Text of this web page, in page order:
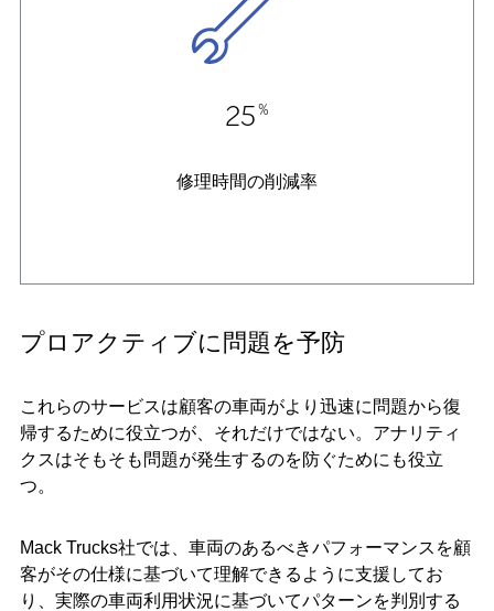
25%
修理時間の削減率
プロアクティブに問題を予防
これらのサービスは顧客の車両がより迅速に問題から復
帰するために役立つが、それだけではない。アナリティ
クスはそもそも問題が発生するのを防ぐためにも役立
つ。
Mack Trucks社では、車両のあるべきパフォーマンスを顧
客がその仕様に基づいて理解できるように支援してお
り、実際の車両利用状況に基づいてパターンを判別する